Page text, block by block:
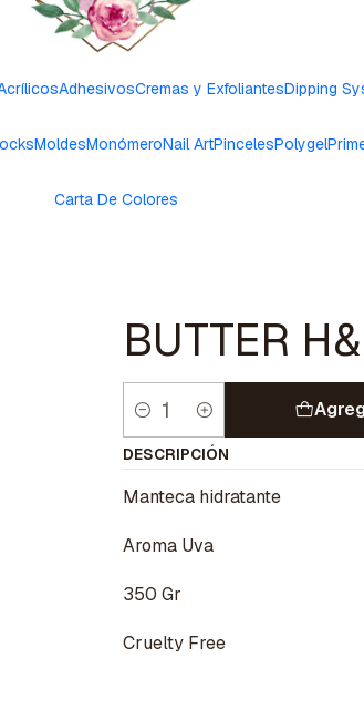
AdhesivosCremas y ExfoliantesDipping
MoldesMonómeroNail ArtPincelesPolygel
Carta De Colores
BUTTER
Cantidad
DESCRIPCIÓN
Manteca hidratante
Aroma Uva
350 Gr
Cruelty Free